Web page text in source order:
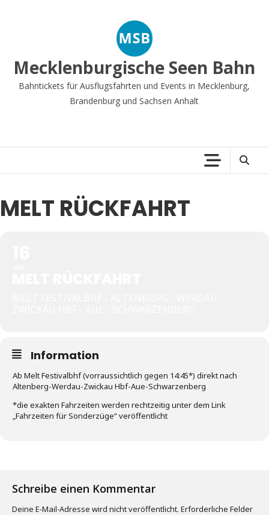
Mecklenburgische Seen Bahn
Bahntickets für Ausflugsfahrten und Events in Mecklenburg,
Brandenburg und Sachsen Anhalt
MELT RÜCKFAHRT
Information
Ab Melt Festivalbhf (vorraussichtlich gegen 14:45*) direkt nach
Altenberg-Werdau-Zwickau Hbf-Aue-Schwarzenberg
*die exakten Fahrzeiten werden rechtzeitig unter dem Link
„Fahrzeiten für Sonderzüge“ veröffentlicht
Schreibe einen Kommentar
Deine E-Mail-Adresse wird nicht veröffentlicht. Erforderliche Felder